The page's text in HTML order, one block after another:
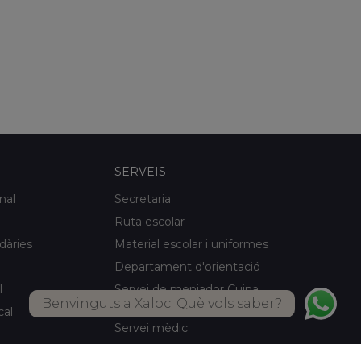
Benvinguts a Xaloc: Què vols saber?
SERVEIS
Secretaria
Ruta escolar
Material escolar i uniformes
Departament d'orientació
Servei de menjador Cuina
pròpia
Servei mèdic